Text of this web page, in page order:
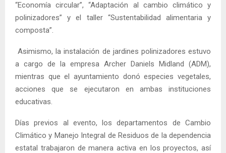
“Economía circular”, “Adaptación al cambio climático y
polinizadores” y el taller “Sustentabilidad alimentaria y
composta”.
Asimismo, la instalación de jardines polinizadores estuvo
a cargo de la empresa Archer Daniels Midland (ADM),
mientras que el ayuntamiento donó especies vegetales,
acciones que se ejecutaron en ambas instituciones
educativas.
Días previos al evento, los departamentos de Cambio
Climático y Manejo Integral de Residuos de la dependencia
estatal trabajaron de manera activa en los proyectos, así